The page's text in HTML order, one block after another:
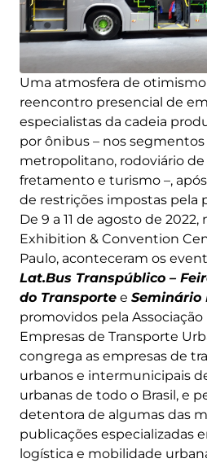
Uma atmosfera de
reencontro presencial de
especialistas da cadeia
por ônibus – nos
metropolitano, rodoviário
fretamento e turismo –,
de restrições impostas pela
De 9 a 11 de agosto de
Exhibition & Convention
Paulo, aconteceram os
Lat.Bus Transpúblico –
do Transporte e Seminário
promovidos pela Associação
Empresas de Transporte
congrega as empresas de
urbanos e intermunicipais
urbanas de todo o Brasil, e
detentora de algumas das
publicações especializadas
logística e mobilidade